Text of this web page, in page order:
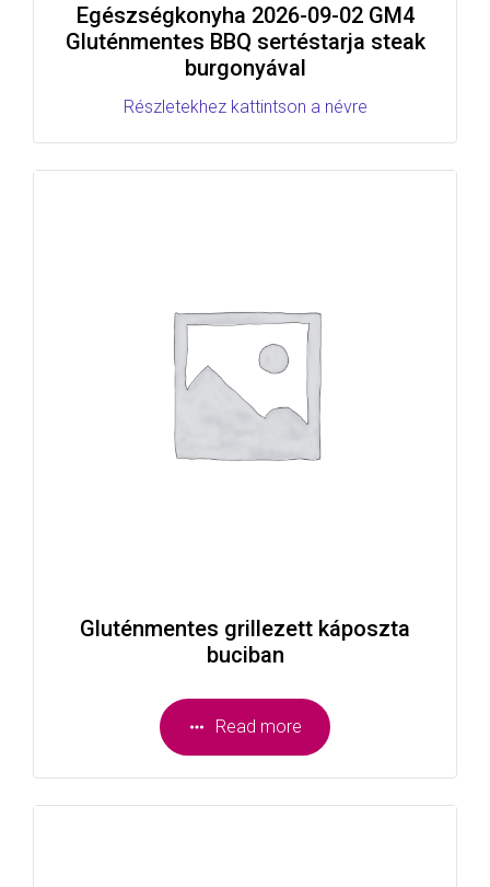
Egészségkonyha 2026-09-02 GM4
Gluténmentes BBQ sertéstarja steak
burgonyával
Részletekhez kattintson a névre
Gluténmentes grillezett káposzta
buciban
Read more